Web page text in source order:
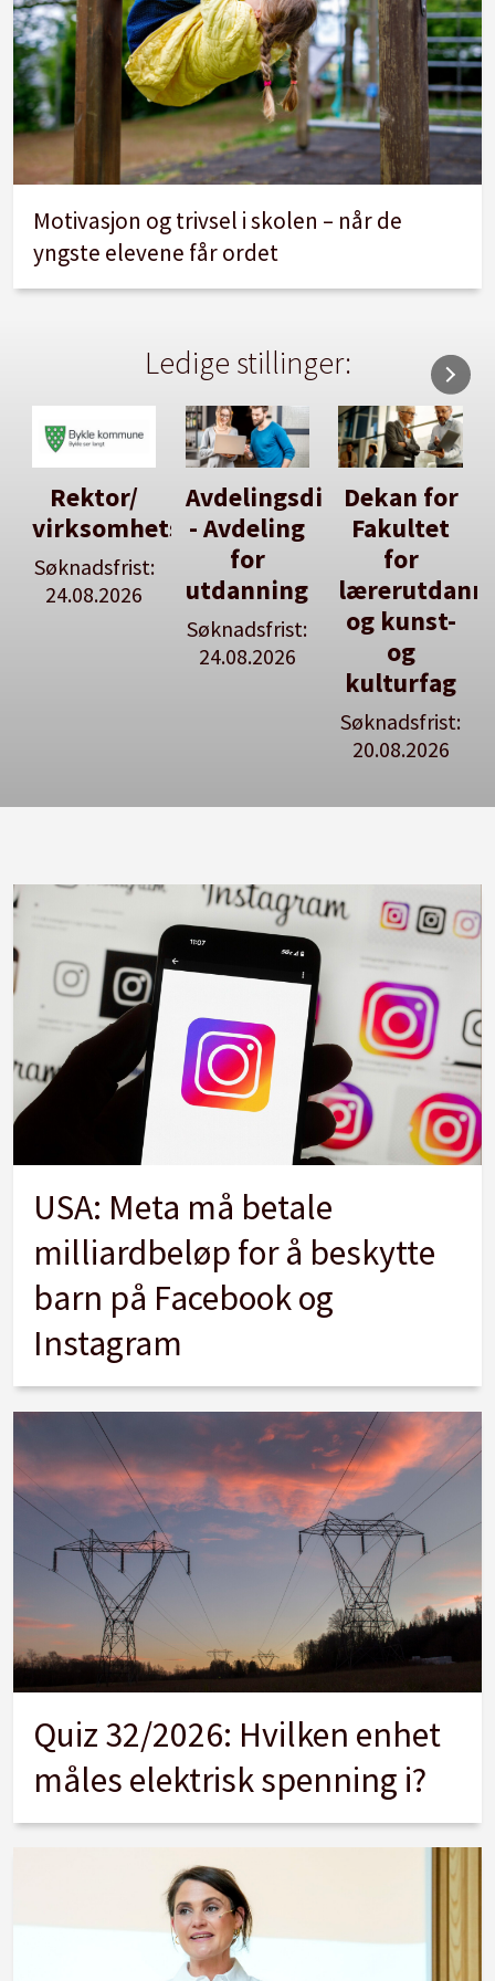
Motivasjon og trivsel i skolen – når de
yngste elevene får ordet
Ledige stillinger:
Avdelingsdirektør
- Avdeling
for
utdanning
Dekan for
Fakultet
for
lærerutdanning
og kunst-
og
Her kan
du utlyse
en ledig
stilling
Se våre
stillingspakker
USA: Meta må betale
milliardbeløp for å beskytte
barn på Facebook og
Instagram
Quiz 32/2026: Hvilken enhet
måles elektrisk spenning i?